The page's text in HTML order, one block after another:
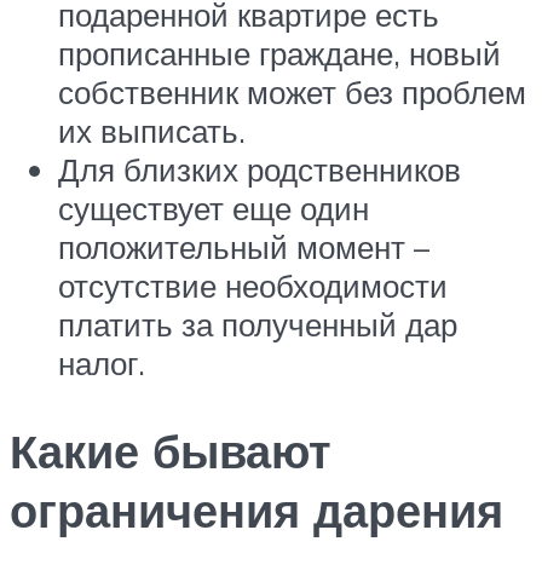
подаренной квартире есть
прописанные граждане, новый
собственник может без проблем
их выписать.
Для близких родственников
существует еще один
положительный момент –
отсутствие необходимости
платить за полученный дар
налог.
Какие бывают
ограничения дарения